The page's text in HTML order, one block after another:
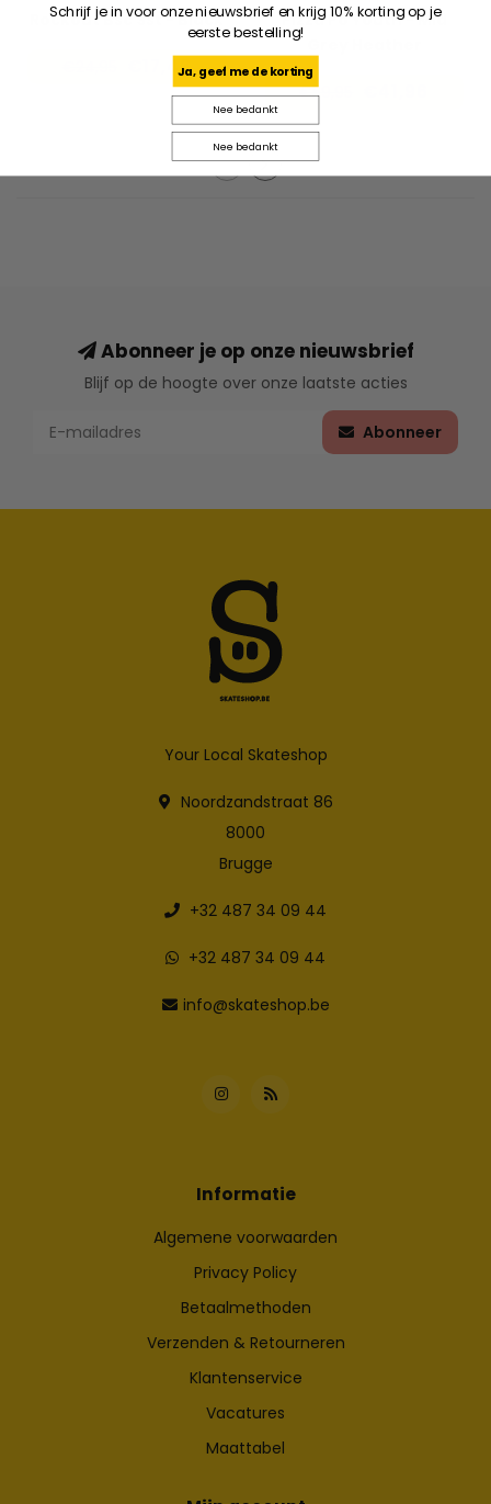
Rockout Bsc Sst - Black
€17,46
Pizza Po Youth - Mid
€59,95
Abonneer je op onze nieuwsbrief
Blijf op de hoogte over onze laatste acties
Abonneer
Your Local Skateshop
Noordzandstraat 86
8000
Brugge
+32 487 34 09 44
+32 487 34 09 44
info@skateshop.be
Informatie
Algemene voorwaarden
Privacy Policy
Betaalmethoden
Verzenden & Retourneren
Klantenservice
Vacatures
Maattabel
Schrijf je in voor onze nieuwsbrief en krijg 10% korting op je
eerste bestelling!
Ja, geef me de korting
Nee bedankt
Nee bedankt